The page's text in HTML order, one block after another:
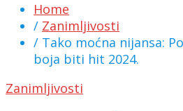
Home
/ Zanimljivosti
/ Tako moćna nijansa:
boja biti hit 2024.
Zanimljivosti